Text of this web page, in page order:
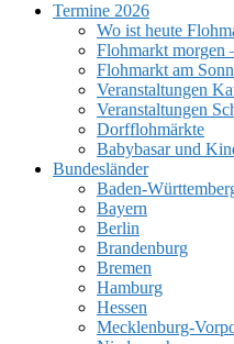
Termine 2026
Wo ist heute
Flohmarkt morgen
Flohmarkt am
Veranstaltungen
Veranstaltungen
Dorfflohmärkte
Babybasar und
Bundesländer
Baden-
Bayern
Berlin
Brandenburg
Bremen
Hamburg
Hessen
Mecklenburg-